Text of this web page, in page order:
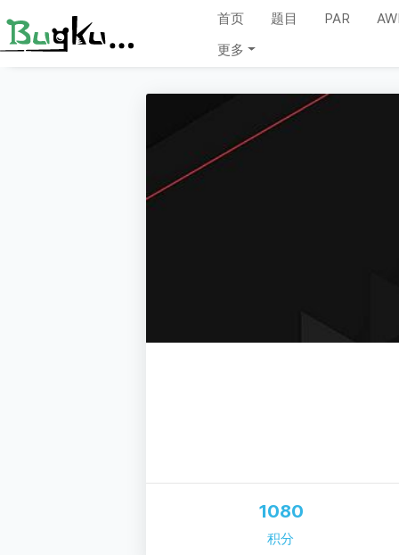
首页 题目 PAR
更多
1080
积分